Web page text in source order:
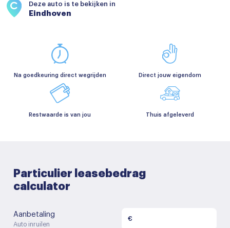
Deze auto is te bekijken in
Eindhoven
Na goedkeuring direct wegrijden Direct jouw eigendom
Restwaarde is van jou Thuis afgeleverd
Particulier leasebedrag
calculator
Aanbetaling
Auto inruilen
€